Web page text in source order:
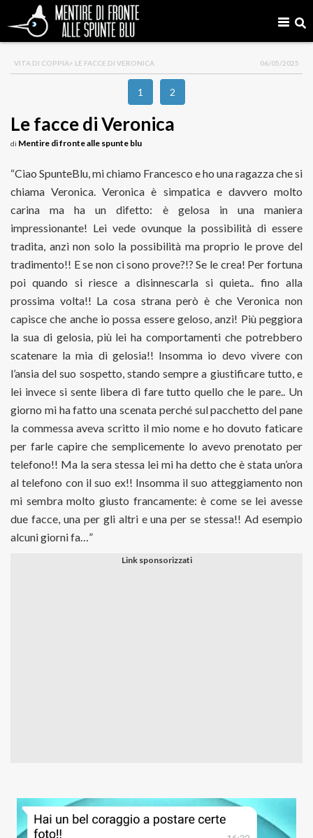
VITA DI COPPIA> LE FACCE DI VERONICA 06/05/2025
1 2
Le facce di Veronica
di Mentire di fronte alle spunte blu
“Ciao SpunteBlu, mi chiamo Francesco e ho una ragazza che si
chiama Veronica. Veronica è simpatica e davvero molto
carina ma ha un difetto: è gelosa in una maniera
impressionante! Lei vede ovunque la possibilità di essere
tradita, anzi non solo la possibilità ma proprio le prove del
tradimento!! E se non ci sono prove?!? Se le crea! Per fortuna
poi quando si riesce a disinnescarla si quieta.. fino alla
prossima volta!! La cosa strana però è che Veronica non
capisce che anche io possa essere geloso, anzi! Più peggiora
la sua di gelosia, più lei ha comportamenti che potrebbero
scatenare la mia di gelosia!! Insomma io devo vivere con
l’ansia del suo sospetto, stando sempre a giustificare tutto, e
lei invece si sente libera di fare tutto quello che le pare.. Un
giorno mi ha fatto una scenata perché sul pacchetto del pane
la commessa aveva scritto il mio nome e ho dovuto faticare
per farle capire che semplicemente lo avevo prenotato per
telefono!! Ma la sera stessa lei mi ha detto che è stata un’ora
al telefono con il suo ex!! Insomma il suo atteggiamento non
mi sembra molto giusto francamente: è come se lei avesse
due facce, una per gli altri e una per se stessa!! Ad esempio
alcuni giorni fa…”